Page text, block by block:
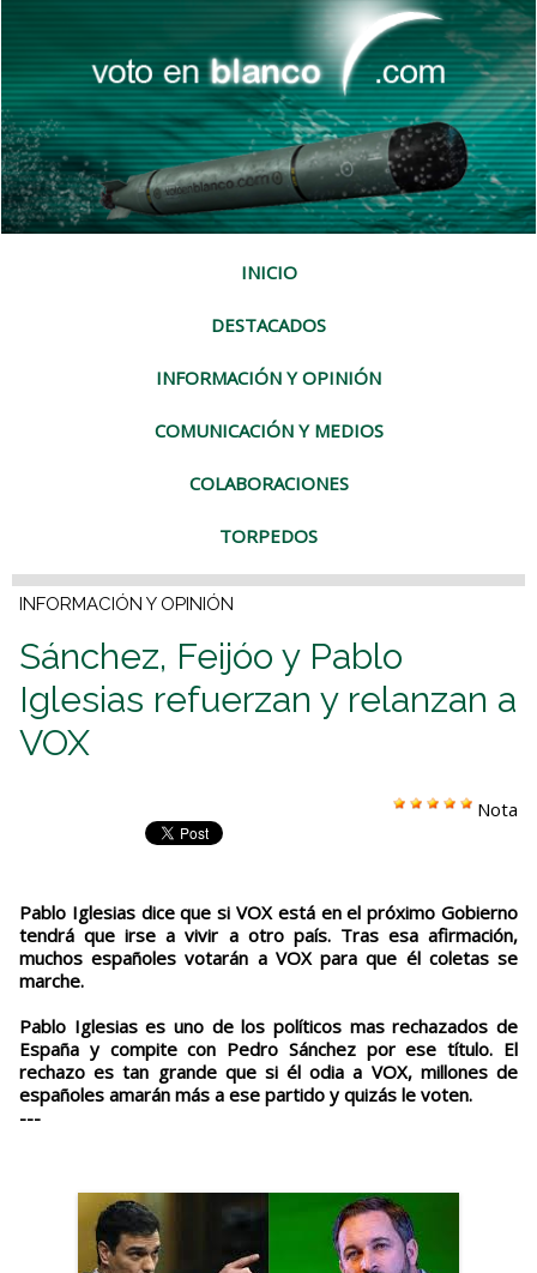
INICIO
DESTACADOS
INFORMACIÓN Y OPINIÓN
COMUNICACIÓN Y MEDIOS
COLABORACIONES
TORPEDOS
INFORMACIÓN Y OPINIÓN
Sánchez, Feijóo y Pablo
Iglesias refuerzan y relanzan a
VOX
Nota
Pablo Iglesias dice que si VOX está en el próximo Gobierno
tendrá que irse a vivir a otro país. Tras esa afirmación,
muchos españoles votarán a VOX para que él coletas se
marche.
Pablo Iglesias es uno de los políticos mas rechazados de
España y compite con Pedro Sánchez por ese título. El
rechazo es tan grande que si él odia a VOX, millones de
españoles amarán más a ese partido y quizás le voten.
---